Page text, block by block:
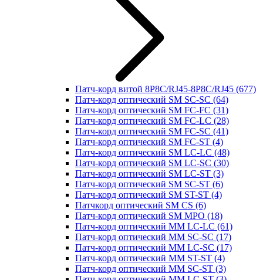
Патч-корд витой 8P8C/RJ45-8P8C/RJ45 (677)
Патч-корд оптический SM SC-SC (64)
Патч-корд оптический SM FC-FC (31)
Патч-корд оптический SM FC-LC (28)
Патч-корд оптический SM FC-SC (41)
Патч-корд оптический SM FC-ST (4)
Патч-корд оптический SM LC-LC (48)
Патч-корд оптический SM LC-SC (30)
Патч-корд оптический SM LC-ST (3)
Патч-корд оптический SM SC-ST (6)
Патч-корд оптический SM ST-ST (4)
Патчкорд оптический SM CS (6)
Патч-корд оптический SM MPO (18)
Патч-корд оптический MM LC-LC (61)
Патч-корд оптический MM SC-SC (17)
Патч-корд оптический MM LC-SC (17)
Патч-корд оптический MM ST-ST (4)
Патч-корд оптический MM SC-ST (3)